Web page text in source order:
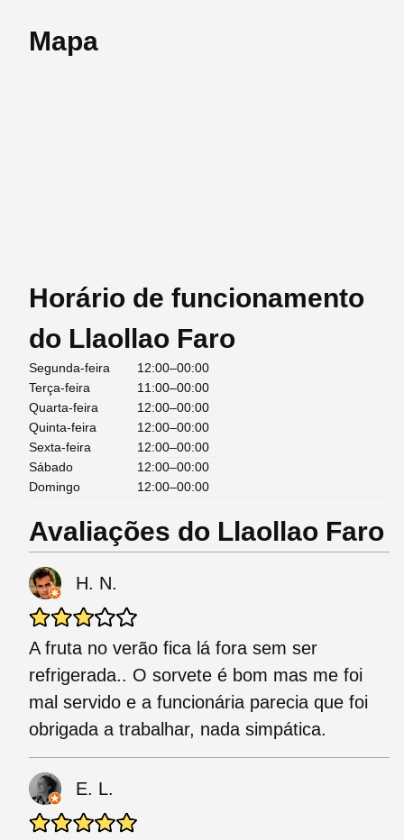
Mapa
Horário de funcionamento
do Llaollao Faro
Segunda-feira
12:00–00:00
Terça-feira
11:00–00:00
Quarta-feira
12:00–00:00
Quinta-feira
12:00–00:00
Sexta-feira
12:00–00:00
Sábado
12:00–00:00
Domingo
12:00–00:00
Avaliações do Llaollao Faro
H. N.
A fruta no verão fica lá fora sem ser
refrigerada.. O sorvete é bom mas me foi
mal servido e a funcionária parecia que foi
obrigada a trabalhar, nada simpática.
E. L.